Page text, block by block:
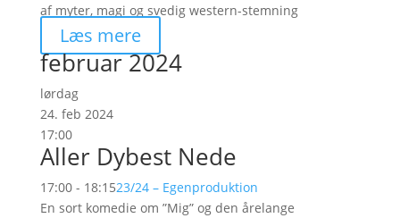
af myter, magi og svedig western-stemning
Læs mere
februar 2024
lørdag
24. feb 2024
17:00
Aller Dybest Nede
17:00 - 18:1523/24 – Egenproduktion
En sort komedie om ”Mig” og den årelange